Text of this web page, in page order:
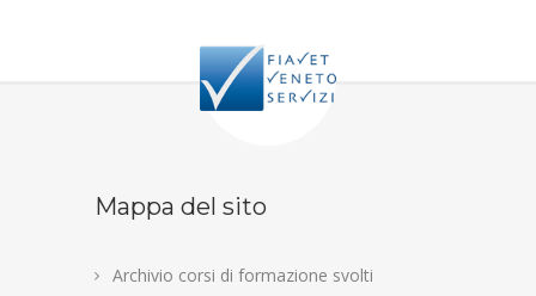
Mappa del sito
Archivio corsi di formazione svolti